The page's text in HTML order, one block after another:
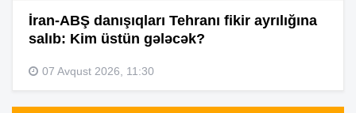
İran-ABŞ danışıqları Tehranı fikir ayrılığına
salıb: Kim üstün gələcək?
07 Avqust 2026, 11:30